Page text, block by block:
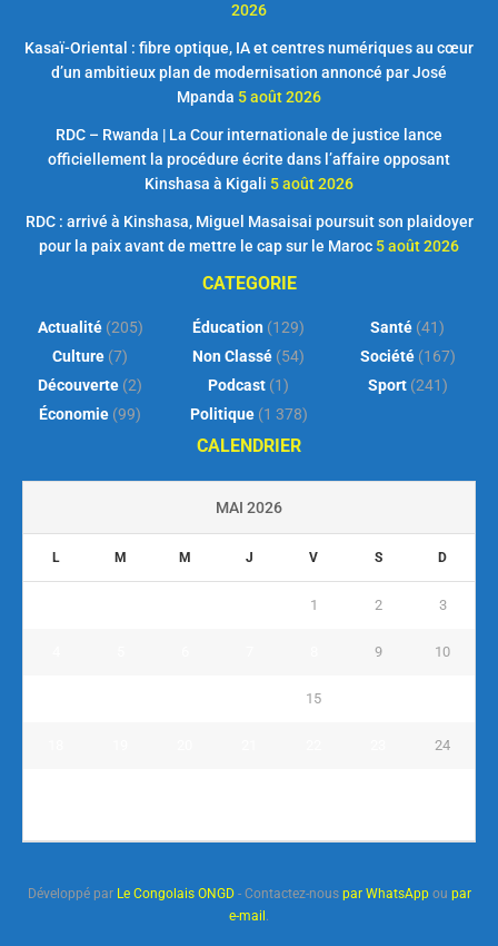
2026
Kasaï-Oriental : fibre optique, IA et centres numériques au cœur
d’un ambitieux plan de modernisation annoncé par José
Mpanda 5 août 2026
RDC – Rwanda | La Cour internationale de justice lance
officiellement la procédure écrite dans l’affaire opposant
Kinshasa à Kigali 5 août 2026
RDC : arrivé à Kinshasa, Miguel Masaisai poursuit son plaidoyer
pour la paix avant de mettre le cap sur le Maroc 5 août 2026
CATEGORIE
Actualité(205)
Culture (7)
Découverte (2)
Économie (99)
Éducation (129)
Non Classé (54)
Podcast (1)
Politique(1 378)
Santé (41)
Société(167)
Sport(241)
CALENDRIER
MAI 2026
L M M J V S D
1 2 3
9 10
15
24
Développé par Le Congolais ONGD- Contactez-nous par WhatsAppou par
e-mail .